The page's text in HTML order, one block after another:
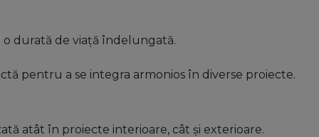
durată de viață îndelungată.
pentru a se integra armonios în diverse proiecte.
atât în proiecte interioare, cât și exterioare.